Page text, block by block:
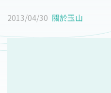
2013/04/30 關於玉山